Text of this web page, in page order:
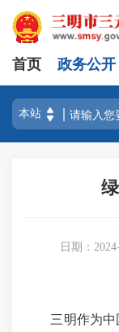
首页 政务公开
日期：
三明作为中国